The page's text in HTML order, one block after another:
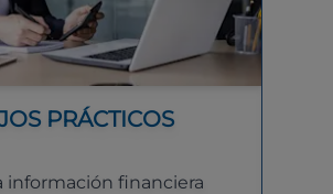
PRÁCTICOS
información financiera